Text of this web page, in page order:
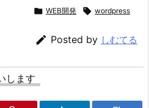
 WEB開発  wordpress
 Posted by しむてる
します